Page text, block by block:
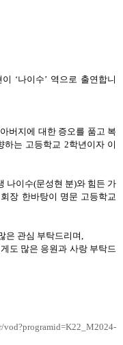
‘나이수’ 역으로 출연합니
아버지에 대한 증오를 품고 복
하는 고등학교 2학년이자 이
나이수(문성현 분)와 힘든 가
장 한바탕이 명문 고등학교
은 관심 부탁드리며,
도 많은 응원과 사랑 부탁드
vod?programid=K22_M2024-